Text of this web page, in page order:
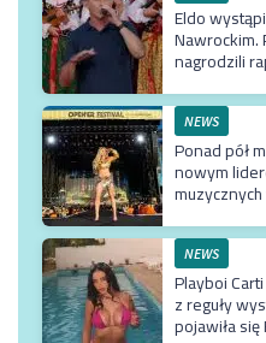
Eldo
nagrodzili
NEWS
Ponad pół
nowym
NEWS
Playboi
z reguły
pojawiła się